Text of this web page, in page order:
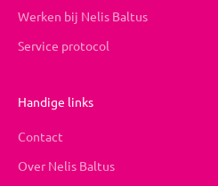
Werken bij Nelis Baltus
Service protocol
Handige links
Contact
Over Nelis Baltus